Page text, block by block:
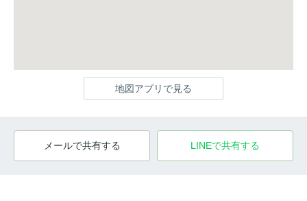
地図アプリで見る
メールで共有する LINEで共有する